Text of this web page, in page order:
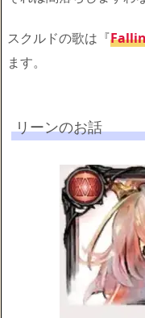
スクルドの歌は『
ます。
リーンのお話